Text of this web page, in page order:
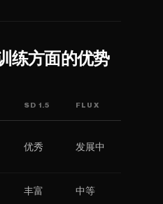
练方面的优势
SD 1.5 FLUX
优秀 发展中
丰富 中等